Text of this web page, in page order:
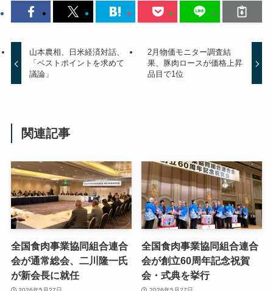
山本農相、日米経済対話、
「ベストポイントを求めて
議論」
2月物価モニター調査結
果、豚肉ロースが価格上昇
品目で1位
関連記事
全国食肉事業協同組合連合
会が通常総会、二川隆一氏
が新会長に就任
全国食肉事業協同組合連合
会が創立60周年記念祝賀
会・式典を挙行